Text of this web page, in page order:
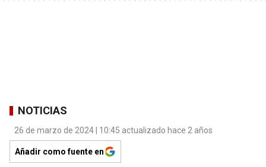
NOTICIAS
26 de marzo de 2024 | 10:45 actualizado hace 2 años
Añadir como fuente en